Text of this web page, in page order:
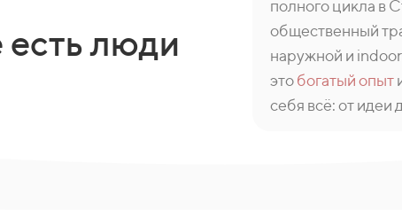
есть люди
полного цикла в
общественный
наружной и
этобогатый опыт
себя всё: от идеи